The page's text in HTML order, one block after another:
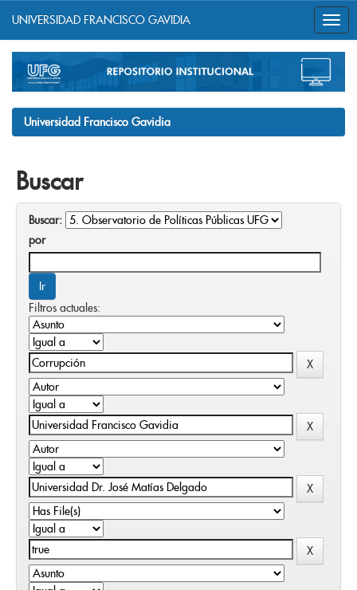
navigation
UNIVERSIDAD FRANCISCO GAVIDIA
Universidad Francisco Gavidia
Buscar
Buscar:
por
Filtros actuales: